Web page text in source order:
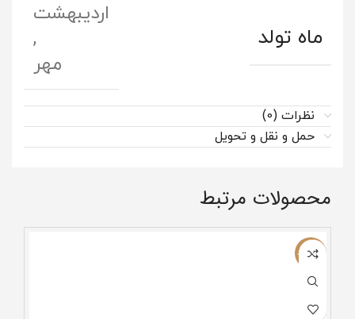
ماه تولد
اردیبهشت
,
مهر
نظرات (0)
حمل و نقل و تحویل
محصولات مرتبط
ناموجود